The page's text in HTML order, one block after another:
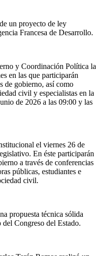
un proyecto de ley
Francesa de Desarrollo.
y Coordinación Política la
en las que participarán
de gobierno, así como
civil y especialistas en la
de 2026 a las 09:00 y las
el viernes 26 de
En éste participarán
a través de conferencias
públicas, estudiantes e
civil.
propuesta técnica sólida
Congreso del Estado.